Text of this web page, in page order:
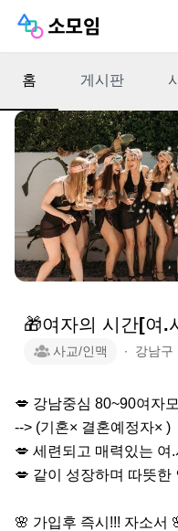
홈 게시판
🎁여자의 시간[여.
사교/인맥 ∙ 강남구
💋 강남중심 80~90여자
--> (기혼× 결혼예정자× )
💋 세련되고 매력있는
💋 같이 성장하며 따뜻한
🌸 가입후 즉시!!! 자소서